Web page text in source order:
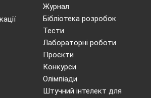
у грізну годину,
за Україну!
пароплави ,
ячить,
Слави
височить.
Журнал
Бібліотека розробок
Тести
Лабораторні роботи
Проєкти
Конкурси
Олімпіади
Штучний інтелект для